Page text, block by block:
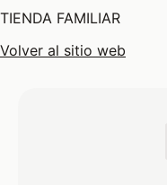
TIENDA FAMILIAR
Volver al sitio web